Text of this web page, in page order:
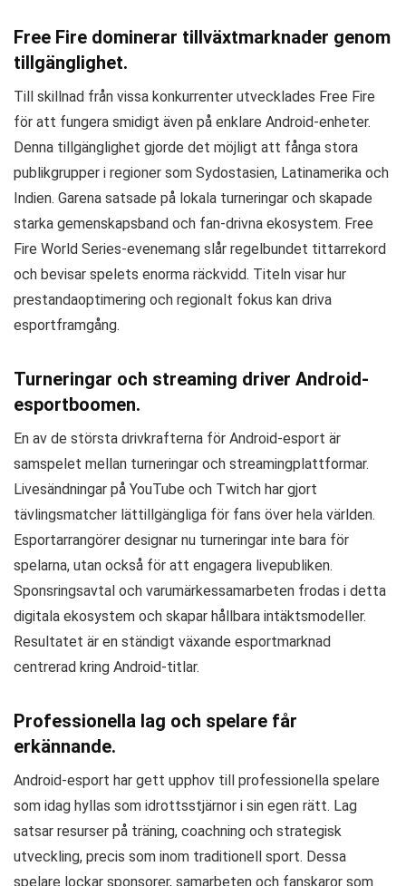
Free Fire dominerar tillväxtmarknader genom
tillgänglighet.
Till skillnad från vissa konkurrenter utvecklades Free Fire
för att fungera smidigt även på enklare Android-enheter.
Denna tillgänglighet gjorde det möjligt att fånga stora
publikgrupper i regioner som Sydostasien, Latinamerika och
Indien. Garena satsade på lokala turneringar och skapade
starka gemenskapsband och fan-drivna ekosystem. Free
Fire World Series-evenemang slår regelbundet tittarrekord
och bevisar spelets enorma räckvidd. Titeln visar hur
prestandaoptimering och regionalt fokus kan driva
esportframgång.
Turneringar och streaming driver Android-
esportboomen.
En av de största drivkrafterna för Android-esport är
samspelet mellan turneringar och streamingplattformar.
Livesändningar på YouTube och Twitch har gjort
tävlingsmatcher lättillgängliga för fans över hela världen.
Esportarrangörer designar nu turneringar inte bara för
spelarna, utan också för att engagera livepubliken.
Sponsringsavtal och varumärkessamarbeten frodas i detta
digitala ekosystem och skapar hållbara intäktsmodeller.
Resultatet är en ständigt växande esportmarknad
centrerad kring Android-titlar.
Professionella lag och spelare får
erkännande.
Android-esport har gett upphov till professionella spelare
som idag hyllas som idrottsstjärnor i sin egen rätt. Lag
satsar resurser på träning, coachning och strategisk
utveckling, precis som inom traditionell sport. Dessa
spelare lockar sponsorer, samarbeten och fanskaror som